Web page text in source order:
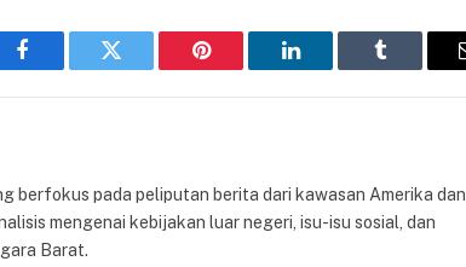
Facebook Twitter Pinterest LinkedIn Tumblr
berfokus pada peliputan berita dari kawasan Amerika dan
mengenai kebijakan luar negeri, isu-isu sosial, dan
Barat.